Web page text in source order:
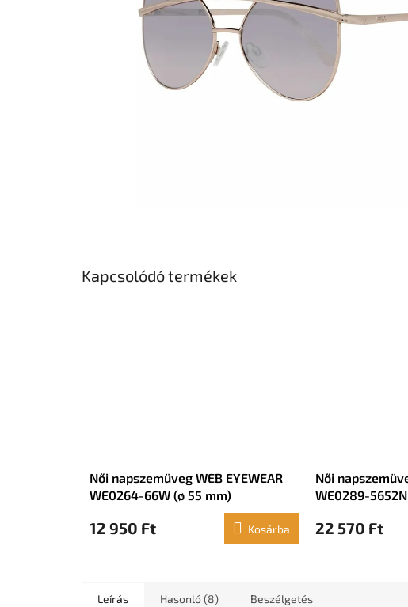
Kapcsolódó termékek
Női napszemüveg WEB EYEWEAR
WE0264-66W (ø 55 mm)
12 950 Ft Kosárba
Női
WE0289-
22 570 Ft
Leírás Hasonló (8) Beszélgetés